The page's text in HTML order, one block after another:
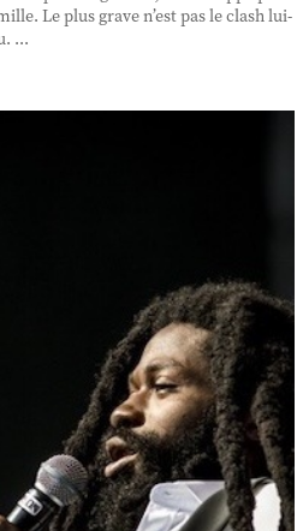
Le plus grave n’est pas le clash lui-
...